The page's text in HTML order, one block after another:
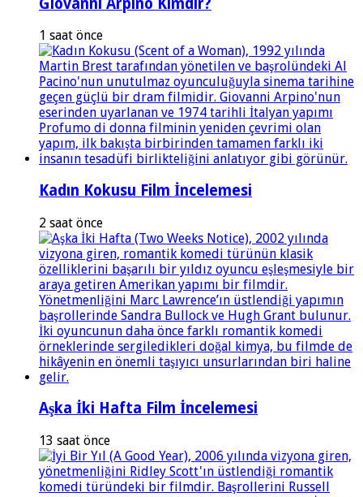
Giovanni Arpino Kimdir?
1 saat önce
Kadın Kokusu Film İncelemesi
2 saat önce
Aşka İki Hafta Film İncelemesi
13 saat önce